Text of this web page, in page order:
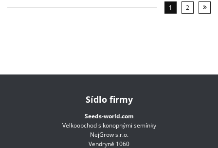
1 2
Sídlo firmy
Seeds-world.com
Velkoobchod s konopnými semínky
NejGrow s.r.o.
Vendryně 1060